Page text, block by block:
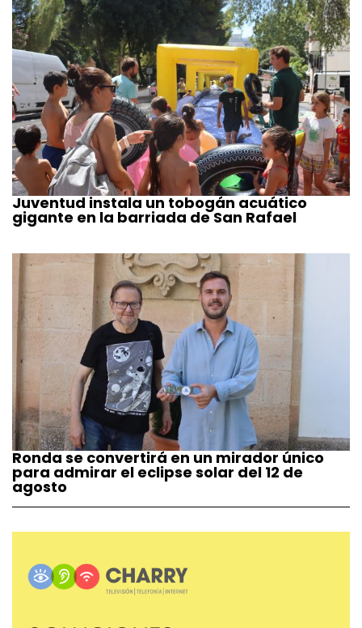
Juventud instala un tobogán acuático
gigante en la barriada de San Rafael
Ronda se convertirá en un mirador único
para admirar el eclipse solar del 12 de
agosto